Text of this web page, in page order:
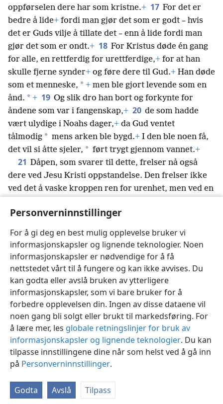
Personverninnstillinger
For å gi deg en best mulig opplevelse bruker vi
informasjonskapsler og lignende teknologier. Noen
informasjonskapsler er nødvendige for å få
nettstedet vårt til å fungere og kan ikke avvises. Du
kan godta eller avslå bruken av ytterligere
informasjonskapsler, som vi bare bruker for å
forbedre opplevelsen din. Ingen av disse dataene vil
noen gang bli solgt eller brukt til markedsføring. For
å lære mer, les globale retningslinjer for bruk av
informasjonskapsler og lignende teknologier. Du kan
tilpasse innstillingene dine når som helst ved å gå inn
på Personverninnstillinger.
Godta Avslå Tilpass
oppførselen dere har som kristne.+ 17 For det er
bedre å lide+ fordi man gjør det som er godt – hvis
det er Guds vilje å tillate det – enn å lide fordi man
gjør det som er ondt.+ 18 For Kristus døde én gang
for alle, en rettferdig for urettferdige,+ for at han
skulle fjerne synder+ og føre dere til Gud.+ Han døde
som et menneske, * + men ble gjort levende som en
ånd. * + 19 Og slik dro han bort og forkynte for
åndene som var i fangenskap,+ 20 de som hadde
vært ulydige i Noahs dager,+ da Gud ventet
tålmodig * mens arken ble bygd.+ I den ble noen få,
det vil si åtte sjeler, * ført trygt gjennom vannet.+
21 Dåpen, som svarer til dette, frelser nå også
dere ved Jesu Kristi oppstandelse. Den frelser ikke
ved det å vaske kroppen ren for urenhet, men ved en
nå ved Guds høyre hånd,+for han fór opp til
himmelen, og engler og myndigheter og makter ble
underlagt ham.
Norsk Del Innstillinger
Copyright© 2026 Watch Tower Bible and Tract Society of Pennsylvania
Vilkår for bruk Personvern Personverninnstillinger
JW.ORG
Logg inn